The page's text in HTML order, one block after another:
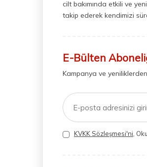
cilt bakımında etkili ve
takip ederek kendimizi
E-Bülten
Kampanya ve
KVKK Sözleşmesi'ni,